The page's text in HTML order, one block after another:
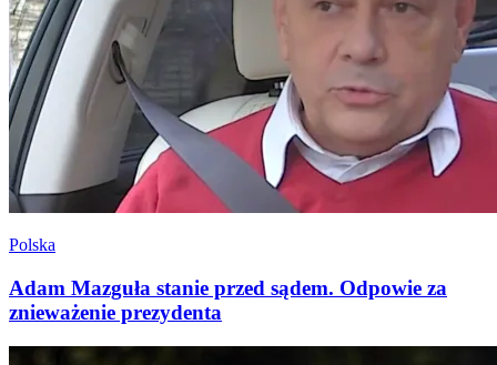
Polska
Adam Mazguła stanie przed sądem. Odpowie za
znieważenie prezydenta